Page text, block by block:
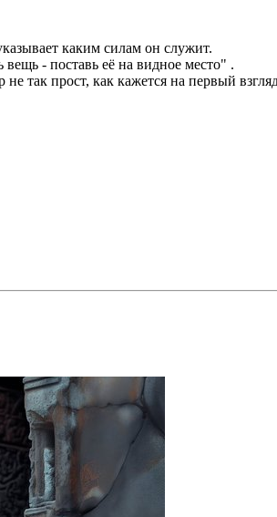
каким силам он служит.
- поставь её на видное место" .
так прост, как кажется на первый